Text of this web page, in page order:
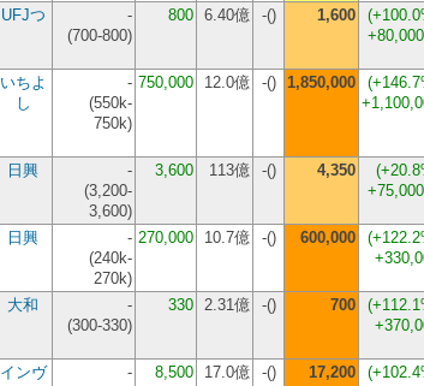
UFJつ
-
(700-800)
800 6.40億 -() 1,600
いちよ
し
-
(550k-
750k)
750,000 12.0億 -() 1,850,000
日興
-
(3,200-
3,600)
3,600 113億 -() 4,350
日興
-
(240k-
270k)
270,000 10.7億 -() 600,000
大和
-
(300-330)
330 2.31億 -() 700
インヴ
-
8,500 17.0億 -() 17,200